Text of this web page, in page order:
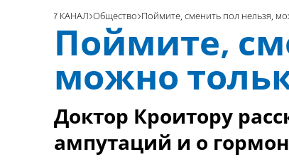
7 КАНАЛ Общество Поймите, сменить пол нельзя,
Поймите,
можно
Доктор Кроитору
ампутаций и о